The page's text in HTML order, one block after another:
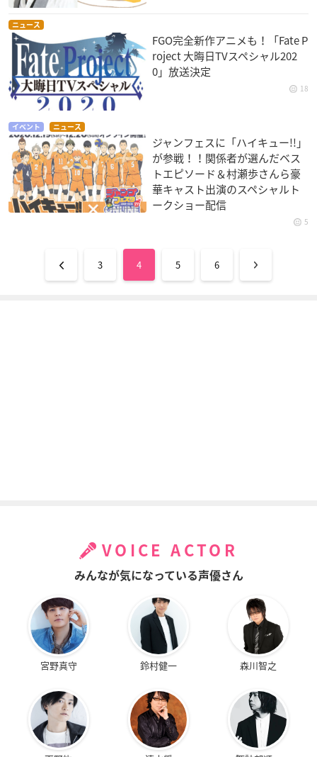
ニュース
FGO完全新作アニメも！「Fate P
roject 大晦日TVスペシャル202
0」放送決定
18
イベント ニュース
ジャンフェスに「ハイキュー!!」
が参戦！！関係者が選んだベス
トエピソード＆村瀬歩さんら豪
華キャスト出演のスペシャルト
ークショー配信
5
3 4 5 6
VOICE ACTOR
みんなが気になっている声優さん
宮野真守 鈴村健一 森川智之